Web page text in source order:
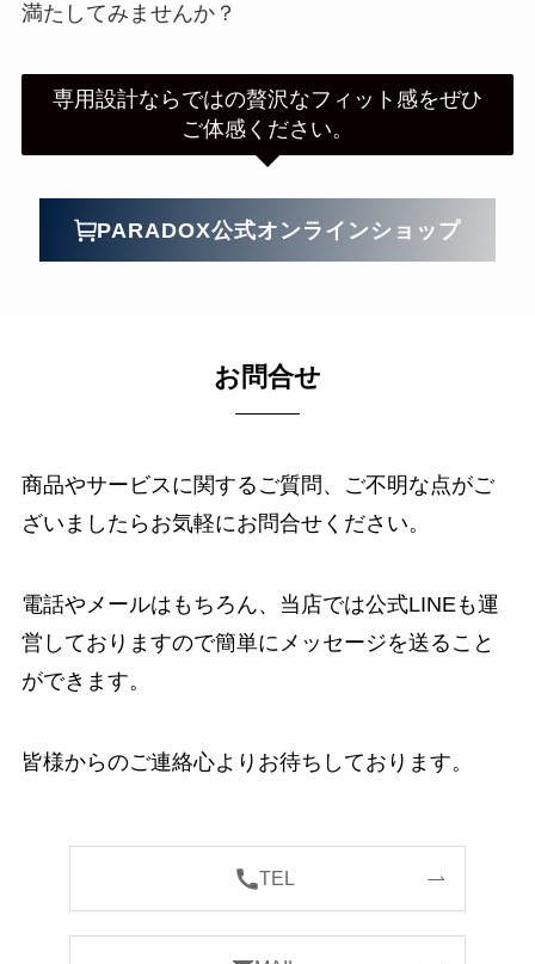
満たしてみませんか？
専用設計ならではの贅沢なフィット感をぜひ
ご体感ください。
PARADOX公式オンラインショップ
お問合せ
商品やサービスに関するご質問、ご不明な点がご
ざいましたらお気軽にお問合せください。
電話やメールはもちろん、当店では公式LINEも運
営しておりますので簡単にメッセージを送ること
ができます。
皆様からのご連絡心よりお待ちしております。
TEL